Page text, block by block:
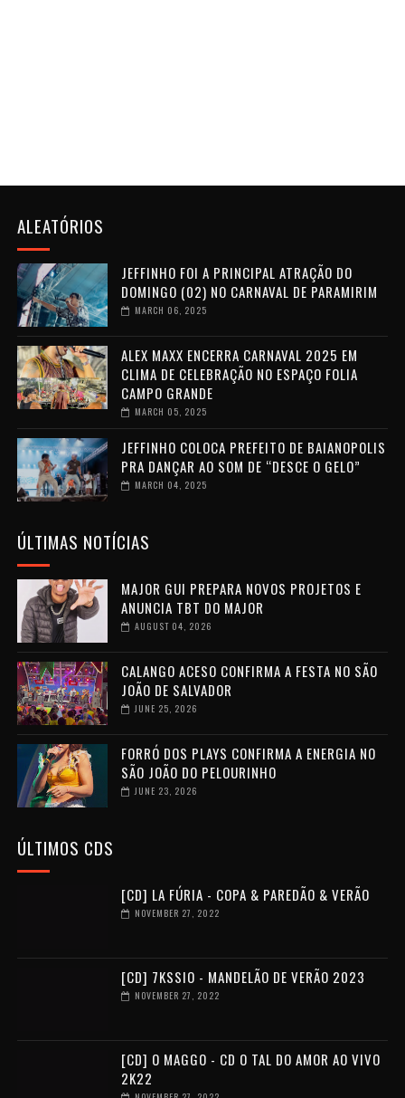
ALEATÓRIOS
JEFFINHO FOI A PRINCIPAL ATRAÇÃO DO
DOMINGO (02) NO CARNAVAL DE PARAMIRIM
MARCH 06, 2025
ALEX MAXX ENCERRA CARNAVAL 2025 EM
CLIMA DE CELEBRAÇÃO NO ESPAÇO FOLIA
CAMPO GRANDE
MARCH 05, 2025
JEFFINHO COLOCA PREFEITO DE BAIANOPOLIS
PRA DANÇAR AO SOM DE “DESCE O GELO”
MARCH 04, 2025
ÚLTIMAS NOTÍCIAS
MAJOR GUI PREPARA NOVOS PROJETOS E
ANUNCIA TBT DO MAJOR
AUGUST 04, 2026
CALANGO ACESO CONFIRMA A FESTA NO SÃO
JOÃO DE SALVADOR
JUNE 25, 2026
FORRÓ DOS PLAYS CONFIRMA A ENERGIA NO
SÃO JOÃO DO PELOURINHO
JUNE 23, 2026
ÚLTIMOS CDS
[CD] LA FÚRIA - COPA & PAREDÃO & VERÃO
NOVEMBER 27, 2022
[CD] 7KSSIO - MANDELÃO DE VERÃO 2023
NOVEMBER 27, 2022
[CD] O MAGGO - CD O TAL DO AMOR AO VIVO
2K22